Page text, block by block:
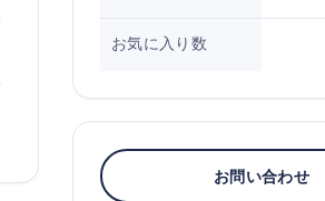
お気に入り数
お問い合わせ